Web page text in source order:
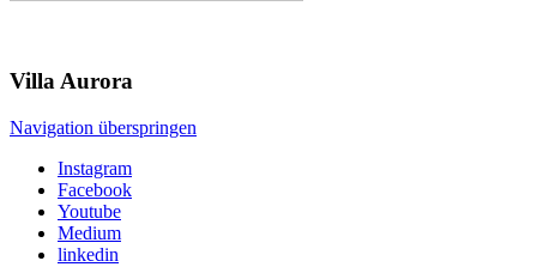
VillaAurora
Navigation überspringen
Instagram
Facebook
Youtube
Medium
linkedin